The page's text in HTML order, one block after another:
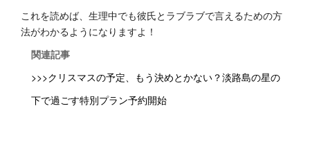
これを読めば、生理中でも彼氏とラブラブで言えるための方
法がわかるようになりますよ！
関連記事
>>>クリスマスの予定、もう決めとかない？淡路島の星の
下で過ごす特別プラン予約開始